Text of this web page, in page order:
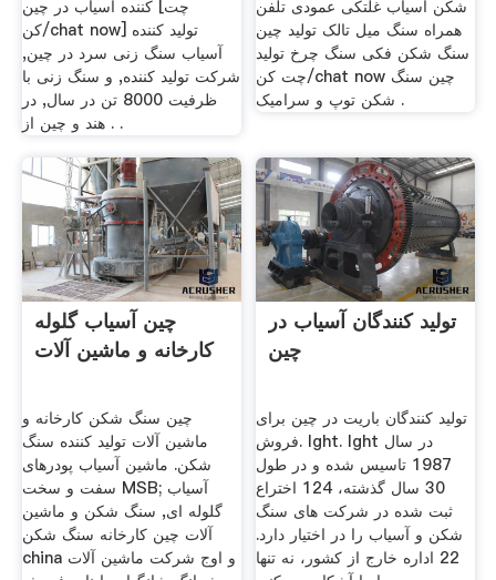
کننده آسیاب در چین [چت
کن/chat now] تولید کننده
آسیاب سنگ زنی سرد در چین,
شرکت تولید کننده, و سنگ زنی با
ظرفیت 8000 تن در سال, در
هند و چین از . .
شکن آسیاب غلتکی عمودی تلفن
همراه سنگ میل تالک تولید چین
سنگ شکن فکی سنگ چرخ تولید
چت کن/chat now چین سنگ
شکن توپ و سرامیک .
چین آسیاب گلوله
کارخانه و ماشین آلات
چین سنگ شکن کارخانه و
ماشین آلات تولید کننده سنگ
شکن. ماشین آسیاب پودرهای
سفت و سخت MSB; آسیاب
گلوله ای, سنگ شکن و ماشین
آلات چین کارخانه سنگ شکن
china و اوج شرکت ماشین آلات
تولید کنندگان آسیاب در
چین
تولید کنندگان باریت در چین برای
فروش. lght. lght در سال
1987 تاسیس شده و در طول
30 سال گذشته، 124 اختراع
ثبت شده در شركت های سنگ
شكن و آسیاب را در اختیار دارد.
22 اداره خارج از کشور، نه تنها